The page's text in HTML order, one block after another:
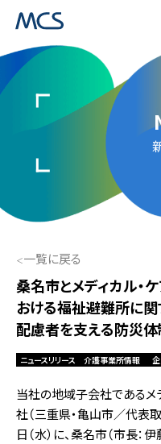
一覧に戻る
桑名市とメディカル・
おける福祉避難所に
配慮者を支える防災
ニュースリリース 介護事業所情報
当社の地域子会社であるメ
社（三重県・亀山市／代表
日（水）に、桑名市（市長：